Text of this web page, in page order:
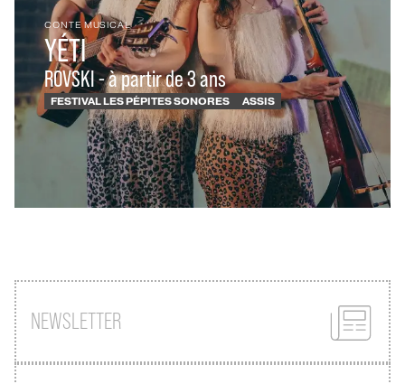
CONTE MUSICAL
YÉTI
ROVSKI - à partir de 3 ans
FESTIVAL LES PÉPITES SONORES ASSIS
NEWSLETTER